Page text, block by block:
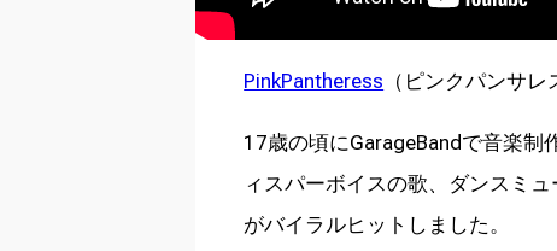
PinkPantheress （ピンクパンサ
17歳の頃にGarageBandで音楽
ィスパーボイスの歌、ダンスミ
がバイラルヒットしました。